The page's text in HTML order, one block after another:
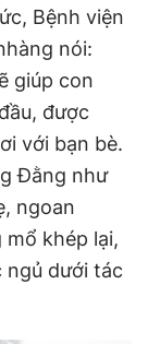
Bệnh viện
nói:
giúp con
được
với bạn bè.
Đằng như
ngoan
khép lại,
ngủ dưới tác